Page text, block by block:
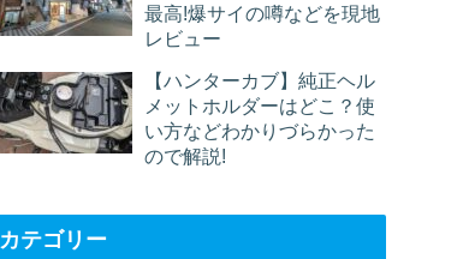
最高!爆サイの噂などを現地
レビュー
【ハンターカブ】純正ヘル
メットホルダーはどこ？使
い方などわかりづらかった
ので解説!
カテゴリー